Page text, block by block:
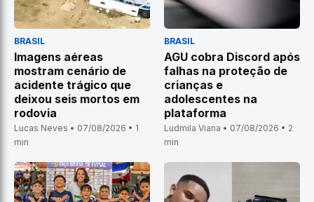
BRASIL
Imagens aéreas
mostram cenário de
acidente trágico que
deixou seis mortos em
rodovia
Lucas Neves • 07/08/2026 • 1
min
BRASIL
AGU cobra Discord após
falhas na proteção de
crianças e
adolescentes na
plataforma
Ludmila Viana • 07/08/2026 • 2
min